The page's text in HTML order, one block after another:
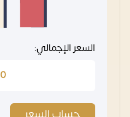
السعر الإجمالي:
0